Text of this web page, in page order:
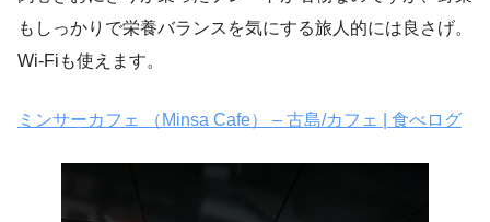
もしっかりで栄養バランスを気にする旅人的には良さげ。
Wi-Fiも使えます。
ミンサーカフェ （Minsa Cafe） – 古島/カフェ | 食べログ